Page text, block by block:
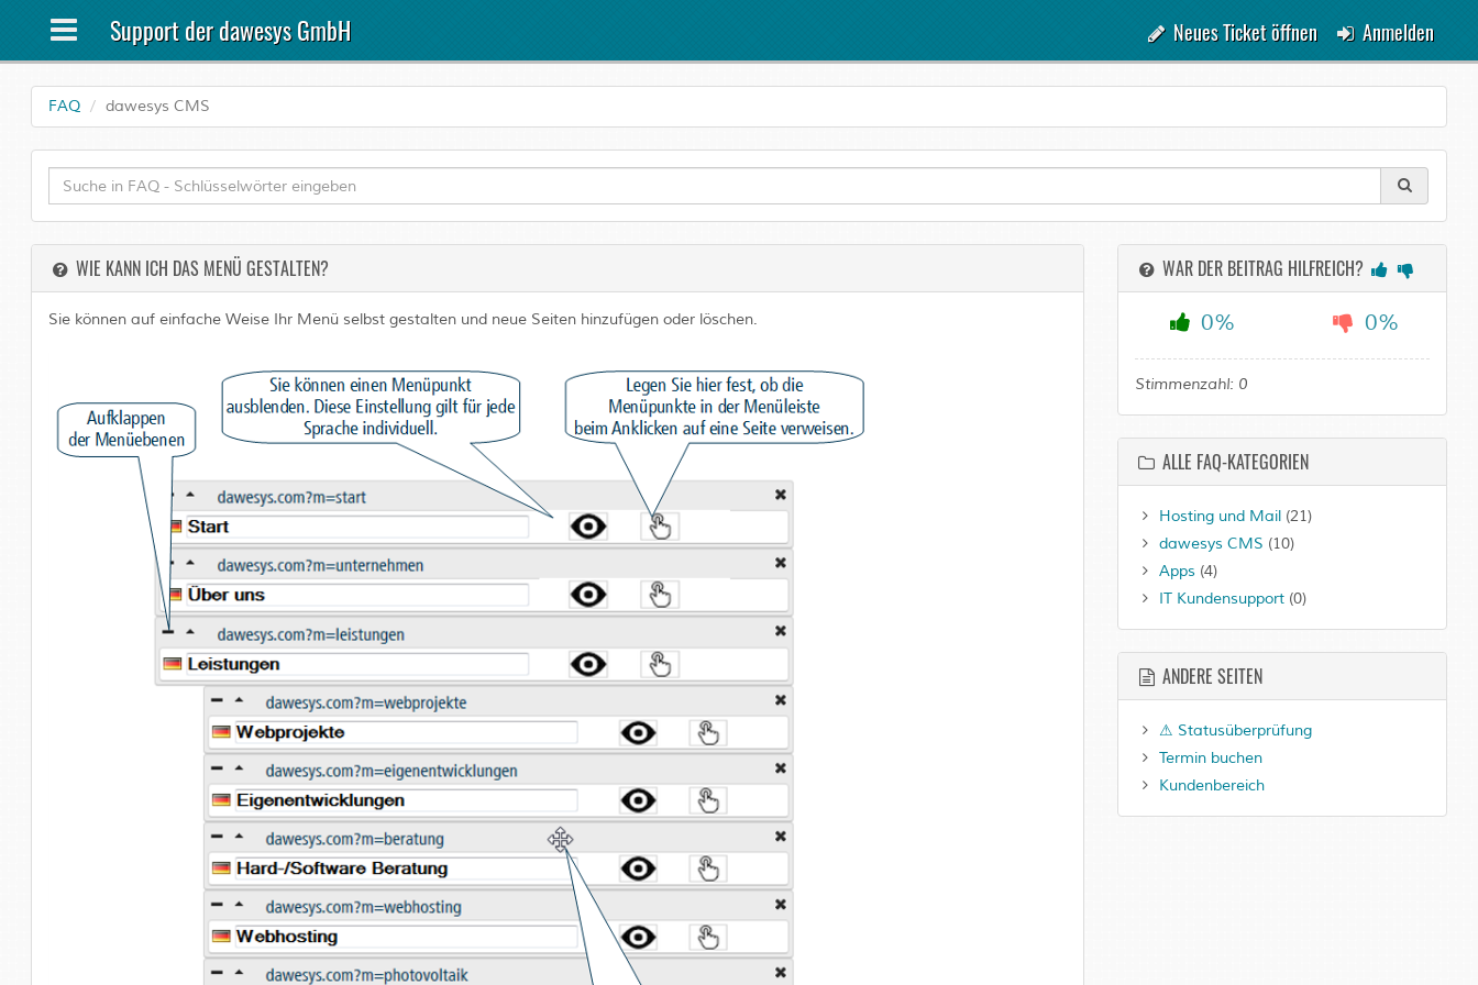
Neues Ticket öffnen Anmelden
Support der dawesys GmbH
FAQ dawesys CMS
WIE KANN ICH DAS MENÜ GESTALTEN?
Sie können auf einfache Weise Ihr Menü selbst gestalten und neue Seiten hinzufügen oder löschen.
WAR DER BEITRAG HILFREICH?
0% 0%
Stimmenzahl: 0
ALLE FAQ-KATEGORIEN
Hosting und Mail (21)
dawesys CMS (10)
Apps (4)
IT Kundensupport (0)
ANDERE SEITEN
⚠ Statusüberprüfung
Termin buchen
Kundenbereich